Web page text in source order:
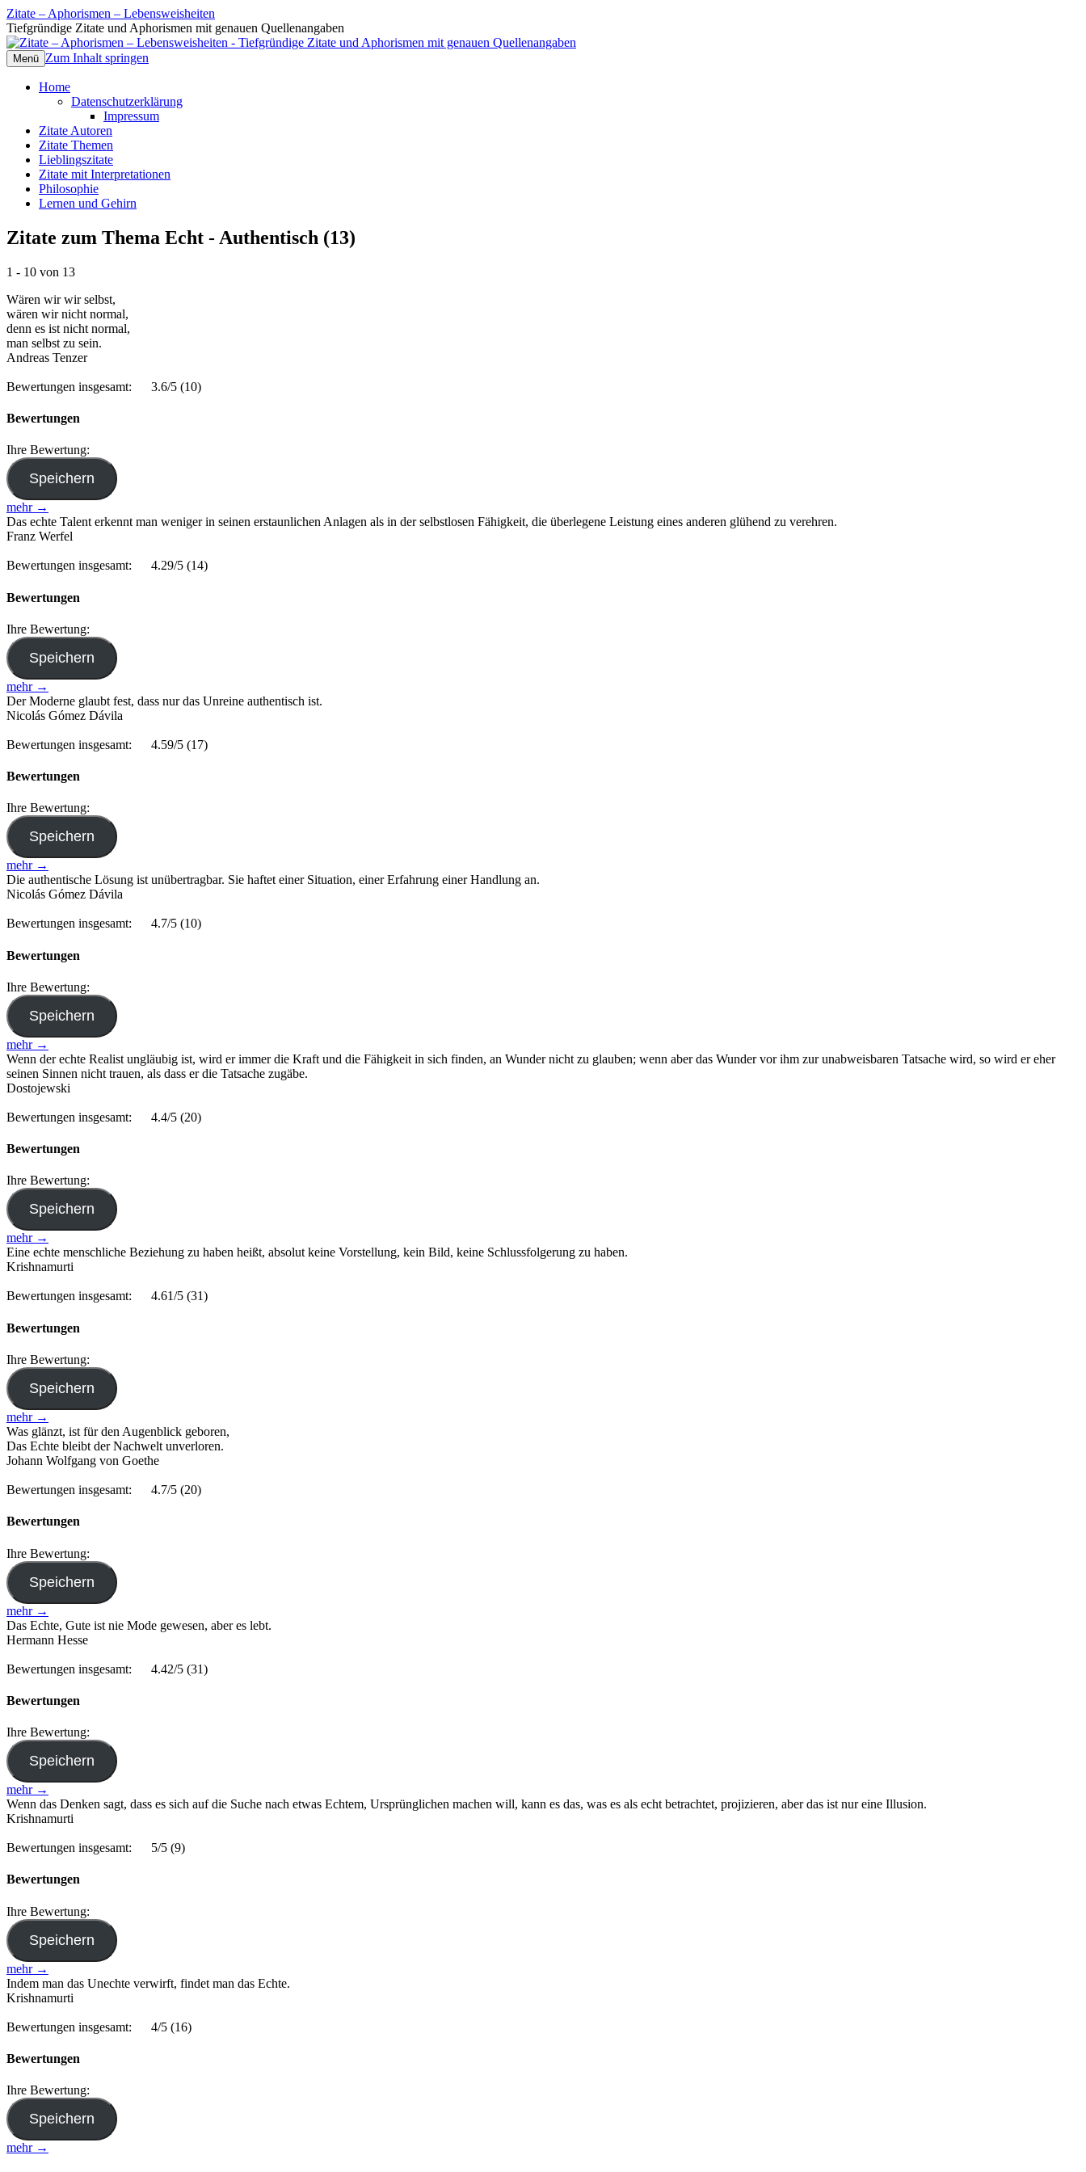
Zitate – Aphorismen – Lebensweisheiten
Tiefgründige Zitate und Aphorismen mit genauen Quellenangaben
Menü Zum Inhalt springen
Home
Datenschutzerklärung
Impressum
Zitate Autoren
Zitate Themen
Lieblingszitate
Zitate mit Interpretationen
Philosophie
Lernen und Gehirn
Zitate zum Thema Echt - Authentisch (13)
1 - 10 von 13
Wären wir wir selbst,
wären wir nicht normal,
denn es ist nicht normal,
man selbst zu sein.
Andreas Tenzer
Bewertungen insgesamt: 3.6/5 (10)
Bewertungen
Ihre Bewertung:
mehr →
Das echte Talent erkennt man weniger in seinen erstaunlichen Anlagen als in der selbstlosen Fähigkeit, die überlegene Leistung eines anderen glühend zu verehren.
Franz Werfel
Bewertungen insgesamt: 4.29/5 (14)
Bewertungen
Ihre Bewertung:
mehr →
Der Moderne glaubt fest, dass nur das Unreine authentisch ist.
Nicolás Gómez Dávila
Bewertungen insgesamt: 4.59/5 (17)
Bewertungen
Ihre Bewertung:
mehr →
Die authentische Lösung ist unübertragbar. Sie haftet einer Situation, einer Erfahrung einer Handlung an.
Nicolás Gómez Dávila
Bewertungen insgesamt: 4.7/5 (10)
Bewertungen
Ihre Bewertung:
mehr →
Wenn der echte Realist ungläubig ist, wird er immer die Kraft und die Fähigkeit in sich finden, an Wunder nicht zu glauben; wenn aber das Wunder vor ihm zur unabweisbaren Tatsache wird, so wird er eher
seinen Sinnen nicht trauen, als dass er die Tatsache zugäbe.
Dostojewski
Bewertungen insgesamt: 4.4/5 (20)
Bewertungen
Ihre Bewertung:
mehr →
Eine echte menschliche Beziehung zu haben heißt, absolut keine Vorstellung, kein Bild, keine Schlussfolgerung zu haben.
Krishnamurti
Bewertungen insgesamt: 4.61/5 (31)
Bewertungen
Ihre Bewertung:
mehr →
Was glänzt, ist für den Augenblick geboren,
Das Echte bleibt der Nachwelt unverloren.
Johann Wolfgang von Goethe
Bewertungen insgesamt: 4.7/5 (20)
Bewertungen
Ihre Bewertung:
mehr →
Das Echte, Gute ist nie Mode gewesen, aber es lebt.
Hermann Hesse
Bewertungen insgesamt: 4.42/5 (31)
Bewertungen
Ihre Bewertung:
mehr →
Wenn das Denken sagt, dass es sich auf die Suche nach etwas Echtem, Ursprünglichen machen will, kann es das, was es als echt betrachtet, projizieren, aber das ist nur eine Illusion.
Krishnamurti
Bewertungen insgesamt: 5/5 (9)
Bewertungen
Ihre Bewertung:
mehr →
Indem man das Unechte verwirft, findet man das Echte.
Krishnamurti
Bewertungen insgesamt: 4/5 (16)
Bewertungen
Ihre Bewertung:
mehr →